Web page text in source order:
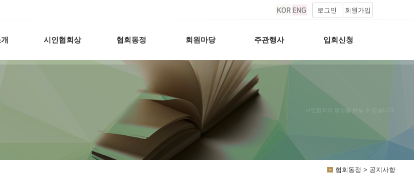
로그인 회원가입
시인협회상 협회동정 회원마당 주관행사 입회신청
시인협회의 동정을 보실 수 있습니다.
협회동정 > 공지사항